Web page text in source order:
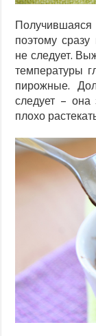
поэтому
не следует.
температуры
пирожные.
следует – она
плохо